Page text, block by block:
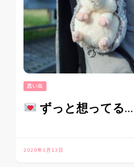
思い出
ずっと想ってる…
2020年3月13日